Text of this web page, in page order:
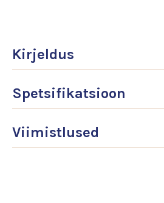
Kirjeldus
Spetsifikatsioon
Viimistlused